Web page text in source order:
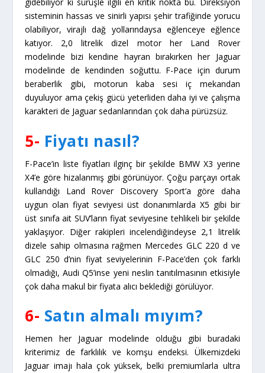
sisteminin hassas ve sinirli yapısı şehir trafiğinde yorucu
olabiliyor, virajlı dağ yollarındaysa eğlenceye eğlence
katıyor. 2,0 litrelik dizel motor her Land Rover
modelinde bizi kendine hayran bırakırken her Jaguar
modelinde de kendinden soğuttu. F-Pace için durum
beraberlik gibi, motorun kaba sesi iç mekandan
duyuluyor ama çekiş gücü yeterliden daha iyi ve çalışma
karakteri de Jaguar sedanlarından çok daha pürüzsüz.
5- Fiyatı nasıl?
F-Pace’in liste fiyatları ilginç bir şekilde BMW X3 yerine
X4’e göre hizalanmış gibi görünüyor. Çoğu parçayı ortak
kullandığı Land Rover Discovery Sport’a göre daha
uygun olan fiyat seviyesi üst donanımlarda X5 gibi bir
üst sınıfa ait SUV’ların fiyat seviyesine tehlikeli bir şekilde
yaklaşıyor. Diğer rakipleri incelendiğindeyse 2,1 litrelik
dizele sahip olmasına rağmen Mercedes GLC 220 d ve
GLC 250 d’nin fiyat seviyelerinin F-Pace’den çok farklı
olmadığı, Audi Q5’inse yeni neslin tanıtılmasının etkisiyle
çok daha makul bir fiyata alıcı beklediği görülüyor.
6- Satın almalı mıyım?
Hemen her Jaguar modelinde olduğu gibi buradaki
kriterimiz de farklılık ve komşu endeksi. Ülkemizdeki
Jaguar imajı hala çok yüksek, belki premiumlarla ultra